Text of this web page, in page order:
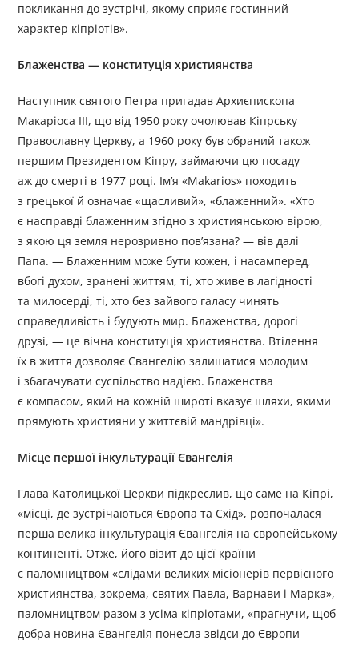
покликання до зустрічі, якому сприяє гостинний
характер кіпріотів».
Блаженства — конституція християнства
Наступник святого Петра пригадав Архиєпископа
Макаріоса ІІІ, що від 1950 року очолював Кіпрську
Православну Церкву, а 1960 року був обраний також
першим Президентом Кіпру, займаючи цю посаду
аж до смерті в 1977 році. Ім’я «Makarios» походить
з грецької й означає «щасливий», «блаженний». «Хто
є насправді блаженним згідно з християнською вірою,
з якою ця земля нерозривно пов’язана? — вів далі
Папа. — Блаженним може бути кожен, і насамперед,
вбогі духом, зранені життям, ті, хто живе в лагідності
та милосерді, ті, хто без зайвого галасу чинять
справедливість і будують мир. Блаженства, дорогі
друзі, — це вічна конституція християнства. Втілення
їх в життя дозволяє Євангелію залишатися молодим
і збагачувати суспільство надією. Блаженства
є компасом, який на кожній широті вказує шляхи, якими
прямують християни у життєвій мандрівці».
Місце першої інкультурації Євангелія
Глава Католицької Церкви підкреслив, що саме на Кіпрі,
«місці, де зустрічаються Європа та Схід», розпочалася
перша велика інкультурація Євангелія на європейському
континенті. Отже, його візит до цієї країни
є паломництвом «слідами великих місіонерів первісного
християнства, зокрема, святих Павла, Варнави і Марка»,
паломництвом разом з усіма кіпріотами, «прагнучи, щоб
добра новина Євангелія понесла звідси до Європи